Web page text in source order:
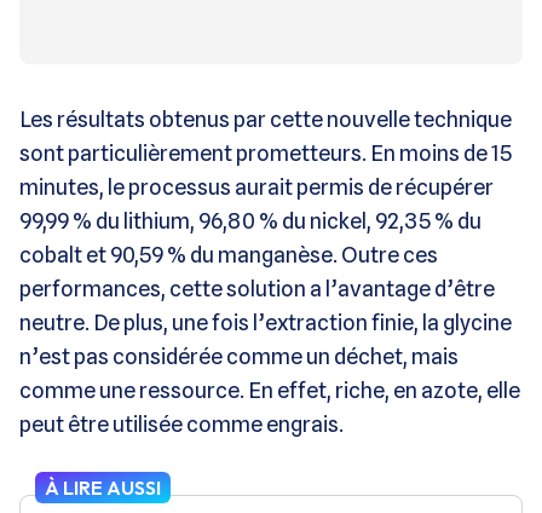
Les résultats obtenus par cette nouvelle technique
sont particulièrement prometteurs. En moins de 15
minutes, le processus aurait permis de récupérer
99,99 % du lithium, 96,80 % du nickel, 92,35 % du
cobalt et 90,59 % du manganèse. Outre ces
performances, cette solution a l’avantage d’être
neutre. De plus, une fois l’extraction finie, la glycine
n’est pas considérée comme un déchet, mais
comme une ressource. En effet, riche, en azote, elle
peut être utilisée comme engrais.
À LIRE AUSSI